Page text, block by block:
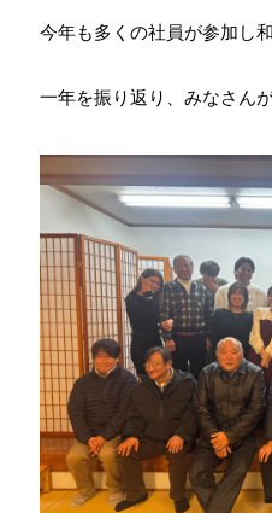
今年も多くの社員が参加し
一年を振り返り、みなさん